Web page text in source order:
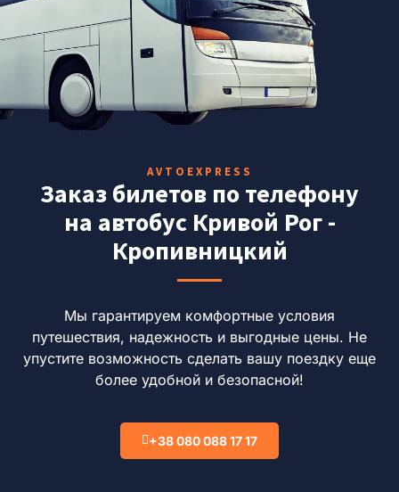
AVTOEXPRESS
Заказ билетов по телефону
на автобус Кривой Рог -
Кропивницкий
Мы гарантируем комфортные условия
путешествия, надежность и выгодные цены. Не
упустите возможность сделать вашу поездку еще
более удобной и безопасной!
+38 080 088 17 17